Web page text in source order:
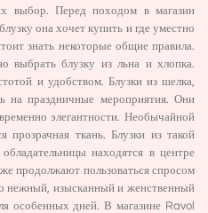
выбор. Перед походом в магазин
она хочет купить и где уместно
знать некоторые общие правила.
выбрать блузку из льна и хлопка.
и удобством. Блузки из шелка,
на праздничные мероприятия. Они
элегантности. Необычайной
прозрачная ткань. Блузки из такой
находятся в центре
продолжают пользоваться спросом
нежный, изысканный и женственный
особенных дней. В магазине Ravol